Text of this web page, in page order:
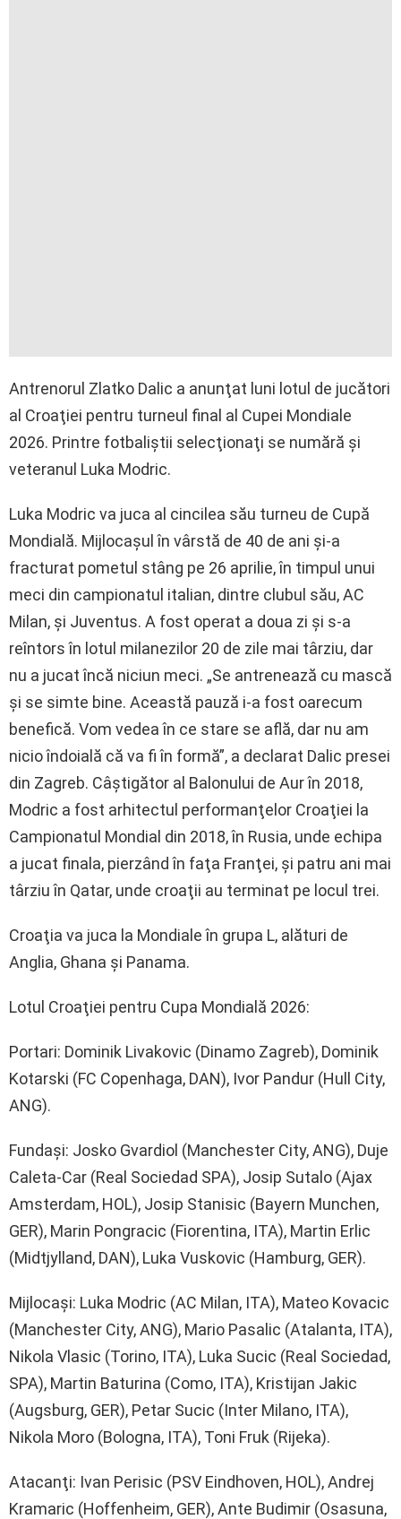
Antrenorul Zlatko Dalic a anunţat luni lotul de jucători
al Croaţiei pentru turneul final al Cupei Mondiale
2026. Printre fotbaliştii selecţionaţi se numără şi
veteranul Luka Modric.
Luka Modric va juca al cincilea său turneu de Cupă
Mondială. Mijlocaşul în vârstă de 40 de ani şi-a
fracturat pometul stâng pe 26 aprilie, în timpul unui
meci din campionatul italian, dintre clubul său, AC
Milan, şi Juventus. A fost operat a doua zi şi s-a
reîntors în lotul milanezilor 20 de zile mai târziu, dar
nu a jucat încă niciun meci. „Se antrenează cu mască
şi se simte bine. Această pauză i-a fost oarecum
benefică. Vom vedea în ce stare se află, dar nu am
nicio îndoială că va fi în formă”, a declarat Dalic presei
din Zagreb. Câştigător al Balonului de Aur în 2018,
Modric a fost arhitectul performanţelor Croaţiei la
Campionatul Mondial din 2018, în Rusia, unde echipa
a jucat finala, pierzând în faţa Franţei, şi patru ani mai
târziu în Qatar, unde croaţii au terminat pe locul trei.
Croaţia va juca la Mondiale în grupa L, alături de
Anglia, Ghana şi Panama.
Lotul Croaţiei pentru Cupa Mondială 2026:
Portari: Dominik Livakovic (Dinamo Zagreb), Dominik
Kotarski (FC Copenhaga, DAN), Ivor Pandur (Hull City,
ANG).
Fundaşi: Josko Gvardiol (Manchester City, ANG), Duje
Caleta-Car (Real Sociedad SPA), Josip Sutalo (Ajax
Amsterdam, HOL), Josip Stanisic (Bayern Munchen,
GER), Marin Pongracic (Fiorentina, ITA), Martin Erlic
(Midtjylland, DAN), Luka Vuskovic (Hamburg, GER).
Mijlocaşi: Luka Modric (AC Milan, ITA), Mateo Kovacic
(Manchester City, ANG), Mario Pasalic (Atalanta, ITA),
Nikola Vlasic (Torino, ITA), Luka Sucic (Real Sociedad,
SPA), Martin Baturina (Como, ITA), Kristijan Jakic
(Augsburg, GER), Petar Sucic (Inter Milano, ITA),
Nikola Moro (Bologna, ITA), Toni Fruk (Rijeka).
Atacanţi: Ivan Perisic (PSV Eindhoven, HOL), Andrej
Kramaric (Hoffenheim, GER), Ante Budimir (Osasuna,